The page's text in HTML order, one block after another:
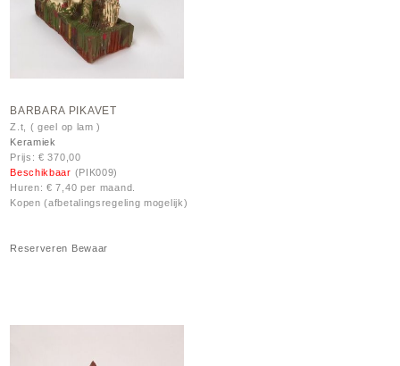
BARBARA PIKAVET
Z.t, ( geel op lam )
Keramiek
Prijs: € 370,00
Beschikbaar (PIK009)
Huren: € 7,40 per maand.
Kopen (afbetalingsregeling mogelijk)
Reserveren Bewaar